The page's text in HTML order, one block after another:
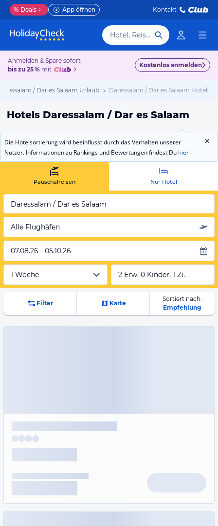
% Deals App öffnen Kontakt
Hotel, Reiseziel
Anmelden & Spare sofort
bis zu 25 % mit
Kostenlos anmelden
/ Dar es Salaam Urlaub Daressalam / Dar es Salaam Hotels
Hotels Daressalam / Dar es Salaam
Die Hotelsortierung wird beeinflusst durch das Verhalten unserer
Nutzer. Informationen zu Rankings und Bewertungen findest Du hier
Pauschalreisen Nur Hotel
Daressalam / Dar es Salaam
Alle Flughäfen
07.08.26 - 05.10.26
2 Erw, 0 Kinder, 1 Zi.
Filter Karte
Sortiert nach:
Empfehlung